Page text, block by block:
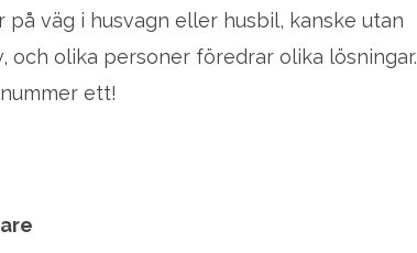
väg i husvagn eller husbil, kanske utan
olika personer föredrar olika lösningar.
ett!